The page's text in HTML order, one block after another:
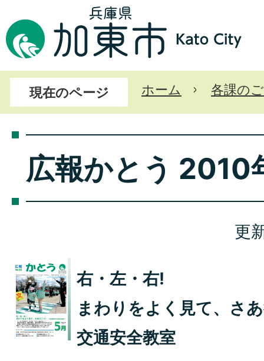
現在のページ ホーム 各課の
広報かとう 2010
更
右・左・右!
まわりをよく見て、さ
交通安全教室